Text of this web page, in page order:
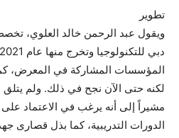
تطوير
ويقول عبد الرحمن خالد العلوي،
المؤسسات المشاركة في المعرض،
لكنه حتى الآن نجح في ذلك. ولم يتلق
مشيراً إلى أنه يرغب في الاعتماد
الدورات التدريبية، كما بذل قصارى